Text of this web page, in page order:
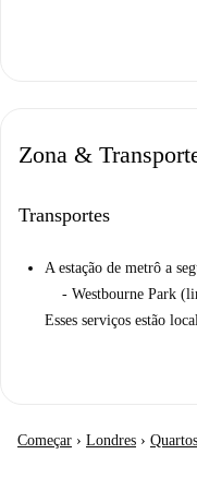
Zona &
Transportes
A estação de metrô a
- Westbourne Park
Esses serviços estão
Começar › Londres ›